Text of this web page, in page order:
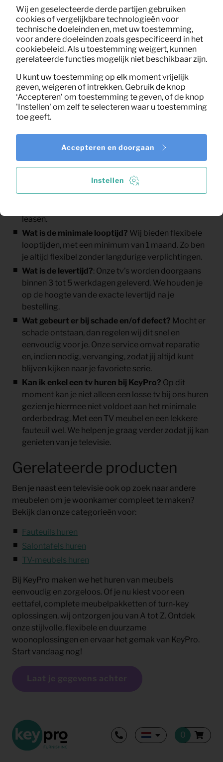
Geniet zonder zorgen: Gebruik de tv zolang je wilt.
Service en onderhoud zijn inbegrepen.
Opzeggen of verlengen: Wil je stoppen of juist
langer gebruikmaken van onze service? Geef het
eenvoudig aan, en wij regelen de rest.
Maak je woonkamer compleet met bijvoorbeeld een
tv-meubel, salontafel of fijne fauteuil. We helpen je
graag om te kijken wat het beste bij je past!
Belangrijke informatie
Is er een BKR-registratie vereist?
van een televisie via KeyPro is er geen BKR-
leasen.
Wat is de minimale looptijd? Wij bieden flexibele
looptijden, met een minimum van 1 maand. Zo ben
je altijd flexibel zonder langdurige verplichtingen.
Wat is de levertijd?: Onze tv’s worden doorgaans
binnen 3 tot 5 werkdagen geleverd. We houden je
op de hoogte van de exacte levertijd na je
bestelling.
Wat gebeurt er bij schade en/of defect? Mocht er
schade ontstaan, dan regelen wij dit snel en
eenvoudig voor je. Onze service omvat reparatie
en, indien nodig, vervanging, zodat jij altijd kunt
blijven kijken naar je favoriete serie.
Kan ik enkel een tv huren bij KeyPro? Op dit
moment kan je niet alleen een losse tv bij ons huren
gezien je hiermee niet voldoet aan het minimale
orderbedrag. Met een TV meubel en een lekkere
fauteuil wel. We helpen je graag verder zodat jij kan
genieten van je televisie.
Gerelateerde producten
Ben je naast een televisie ook op zoek naar andere
meubelen om je woonkamer compleet te maken?
Bekijk dan onze categorieën voor:
Fauteuils huren
Salontafels huren
TV-meubels huren
Bij KeyPro maken we het huren van meubels
eenvoudig en zorgeloos. Of je nu kiest voor een
eettafel, complete meubelpakketten of turn-key
oplossingen, wij ontzorgen jou van A tot Z. Ontdek
onze stijlvolle, flexibele en duurzame
woonoplossingen en ervaar het gemak van KeyPro.
Start vandaag nog!
Laat je gegevens achter
Wij en geselecteerde derde partijen gebruiken
cookies of vergelijkbare technologieën voor
technische doeleinden en, met uw toestemming,
voor andere doeleinden zoals gespecificeerd in het
cookiebeleid. Als u toestemming weigert, kunnen
gerelateerde functies mogelijk niet beschikbaar zijn.
U kunt uw toestemming op elk moment vrijelijk
geven, weigeren of intrekken. Gebruik de knop
‘Accepteren’ om toestemming te geven, of de knop
'Instellen' om zelf te selecteren waar u toestemming
toe geeft.
Instellen
Accepteren en doorgaan